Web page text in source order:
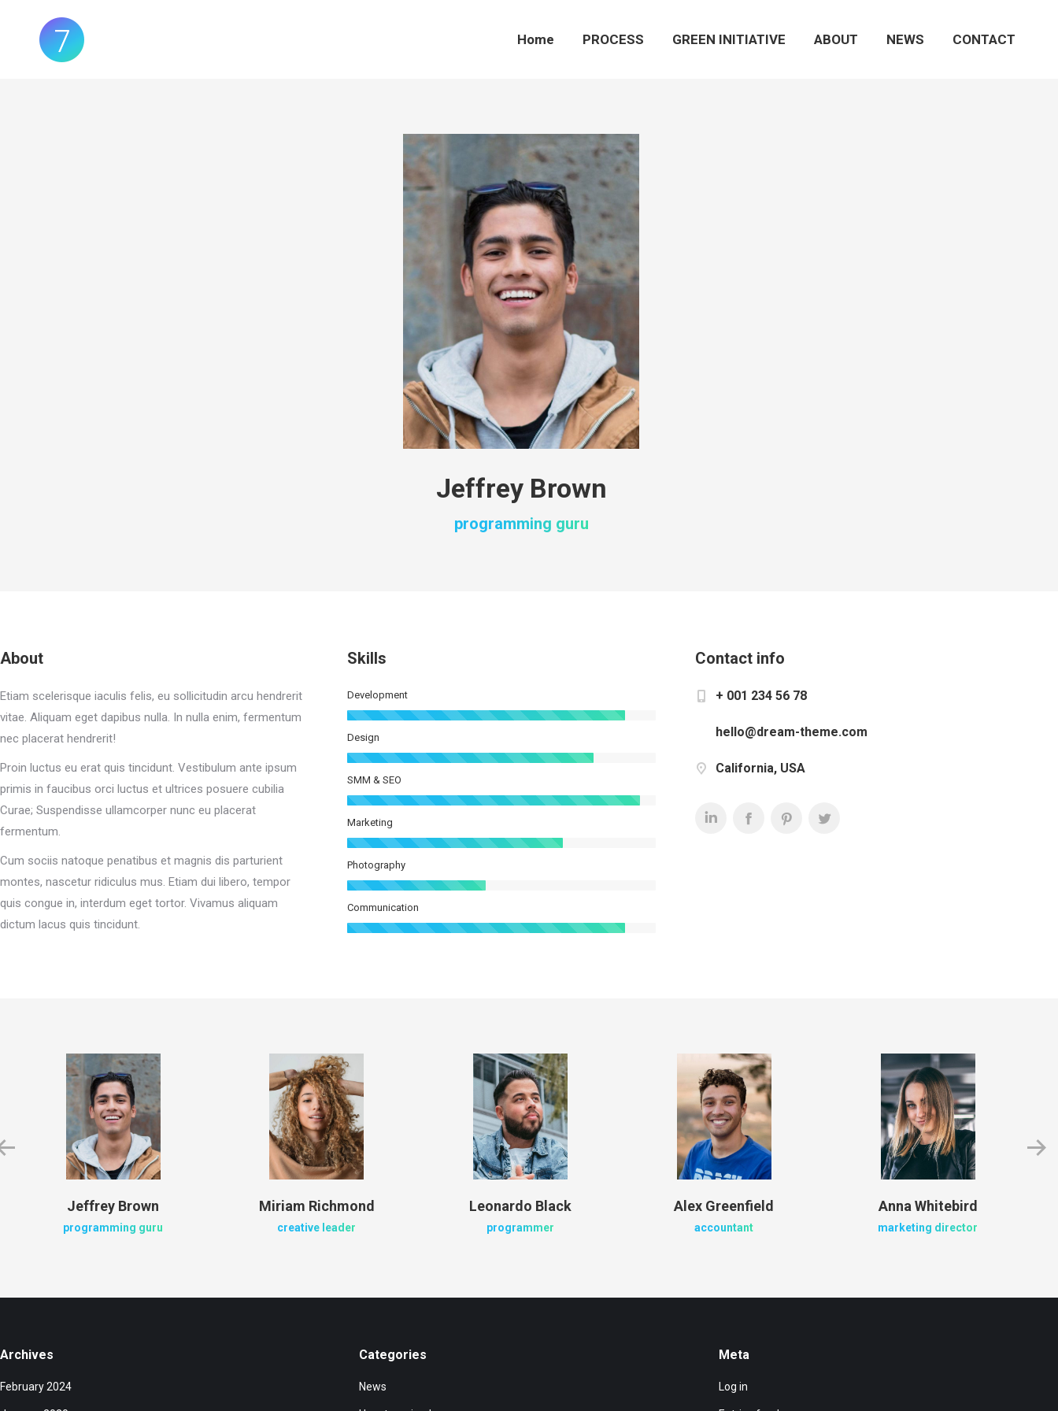
Home PROCESS GREEN INITIATIVE ABOUT NEWS CONTACT
Jeffrey Brown
programming guru
About
Etiam scelerisque iaculis felis, eu sollicitudin arcu hendrerit
vitae. Aliquam eget dapibus nulla. In nulla enim, fermentum
nec placerat hendrerit!
Proin luctus eu erat quis tincidunt. Vestibulum ante ipsum
primis in faucibus orci luctus et ultrices posuere cubilia
Curae; Suspendisse ullamcorper nunc eu placerat
fermentum.
Cum sociis natoque penatibus et magnis dis parturient
montes, nascetur ridiculus mus. Etiam dui libero, tempor
quis congue in, interdum eget tortor. Vivamus aliquam
dictum lacus quis tincidunt.
Skills
Development
Design
SMM & SEO
Marketing
Photography
Communication
Contact info
+ 001 234 56 78
hello@dream-theme.com
California, USA
Jeffrey Brown
programming guru
Miriam Richmond
creative leader
Leonardo Black
programmer
Alex Greenfield
accountant
Anna Whitebird
marketing director
Archives
February 2024
Categories
News
Meta
Log in